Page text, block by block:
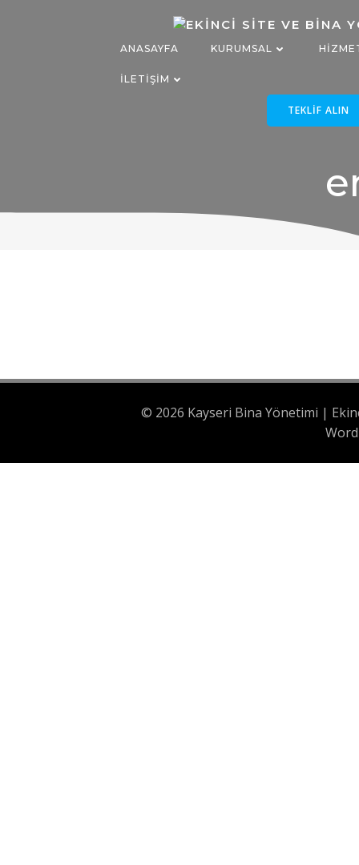
ANASAYFA KURUMSAL
İLETIŞIM
TEKLIF ALIN
© 2026 Kayseri Bina Yönetimi |